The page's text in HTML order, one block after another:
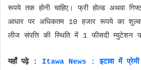
रूपये तक होनी चाहिए। फ्री होल्ड अथवा
आधार पर अधिकतम 10 हजार रूपये का शुल्क
लीज संपत्ति की स्थिति में 1 फीसदी म्युटेशन
यहाँ पढ़े :
Itawa News : इटावा में